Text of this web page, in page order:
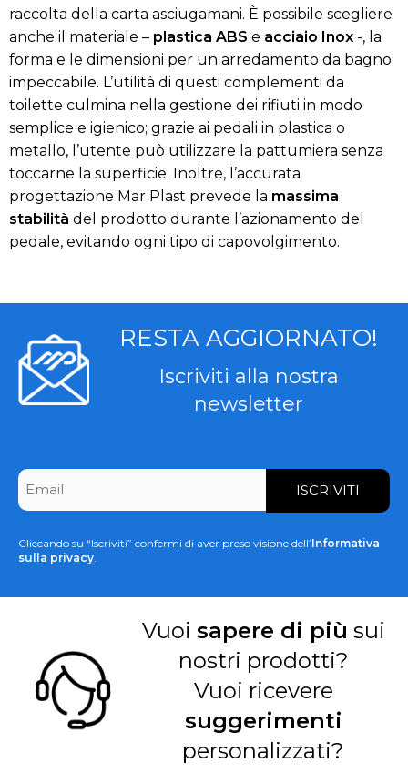
raccolta della carta asciugamani. È possibile scegliere
anche il materiale – plastica ABS e acciaio Inox -, la
forma e le dimensioni per un arredamento da bagno
impeccabile. L’utilità di questi complementi da
toilette culmina nella gestione dei rifiuti in modo
semplice e igienico; grazie ai pedali in plastica o
metallo, l’utente può utilizzare la pattumiera senza
toccarne la superficie. Inoltre, l’accurata
progettazione Mar Plast prevede la massima
stabilità del prodotto durante l’azionamento del
pedale, evitando ogni tipo di capovolgimento.
RESTA AGGIORNATO!
Iscriviti alla nostra
newsletter
CAPTCHA
Email
Cliccando su “Iscriviti” confermi di aver preso visione dell’Informativa
sulla privacy.
Vuoi sapere di più sui
nostri prodotti?
Vuoi ricevere
suggerimenti
personalizzati?